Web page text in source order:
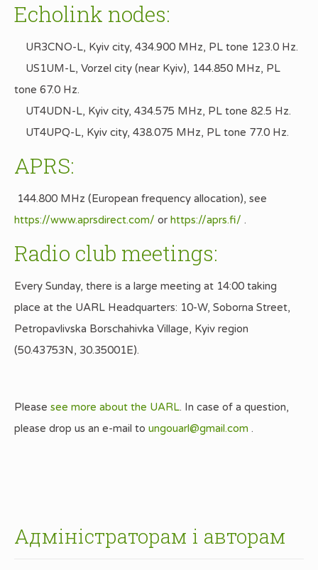
Echolink nodes:
UR3CNO-L, Kyiv city, 434.900 MHz, PL tone 123.0 Hz.
US1UM-L, Vorzel city (near Kyiv), 144.850 MHz, PL
tone 67.0 Hz.
UT4UDN-L, Kyiv city, 434.575 MHz, PL tone 82.5 Hz.
UT4UPQ-L, Kyiv city, 438.075 MHz, PL tone 77.0 Hz.
APRS:
144.800 MHz (European frequency allocation), see
https://www.aprsdirect.com/ or https://aprs.fi/ .
Radio club meetings:
Every Sunday, there is a large meeting at 14:00 taking
place at the UARL Headquarters: 10-W, Soborna Street,
Petropavlivska Borschahivka Village, Kyiv region
(50.43753N, 30.35001E).
Please see more about the UARL. In case of a question,
please drop us an e-mail to ungouarl@gmail.com .
Адміністраторам і авторам